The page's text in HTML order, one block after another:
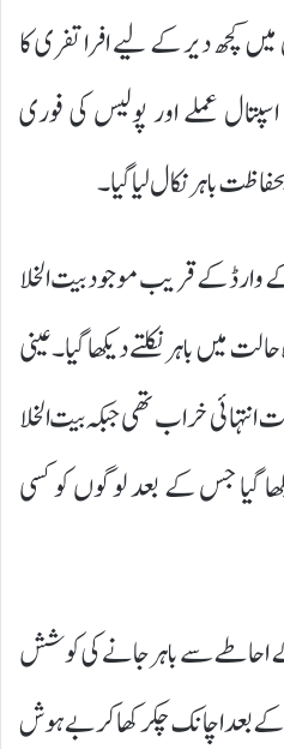
کچھ دیر کے لیے افراتفری کا
عملے اور پولیس کی فوری
باہر نکال لیا گیا۔
کے قریب موجود بیت الخلا
میں باہر نکلتے دیکھا گیا۔ عینی
خراب تھی جبکہ بیت الخلا
گیا جس کے بعد لوگوں کو کسی
کے احاطے سے باہر جانے کی کوشش
بعد اچانک چکر کھا کر بے ہوش